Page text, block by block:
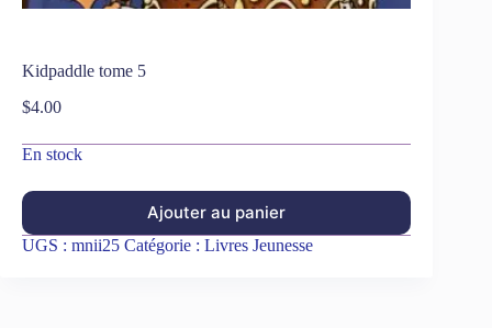
Kidpaddle tome 5
$4.00
En stock
Ajouter au panier
UGS : mnii25 Catégorie : Livres Jeunesse